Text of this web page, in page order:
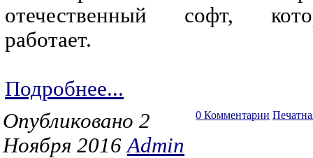
отечественный софт,
работает.
Подробнее...
0 Комментарии
Опубликовано 2
Ноября 2016Admin